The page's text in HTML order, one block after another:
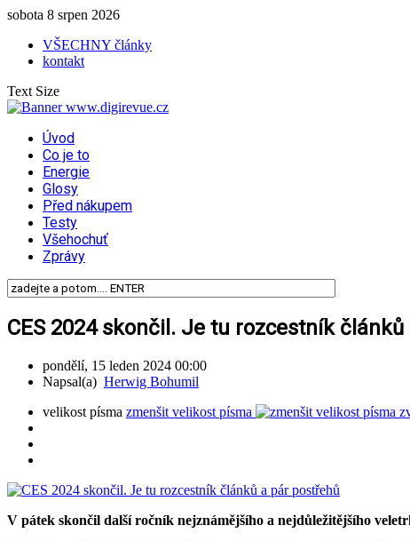
sobota 8 srpen 2026
VŠECHNY články
kontakt
Text Size
Úvod
Co je to
Energie
Glosy
Před nákupem
Testy
Všehochuť
Zprávy
CES 2024 skončil. Je tu rozcestník
pondělí, 15 leden 2024 00:00
Napsal(a) Herwig Bohumil
velikost písma zmenšit velikost písma
V pátek skončil další ročník nejznámějšího a nejdůležitějšího